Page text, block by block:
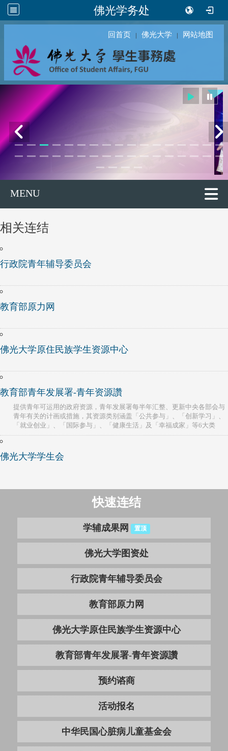
佛光学务处
回首页 ｜ 佛光大学 ｜ 网站地图
MENU
相关连结
行政院青年辅导委员会
教育部原力网
佛光大学原住民族学生资源中心
教育部青年发展署-青年资源讚
提供青年可运用的政府资源，青年发展署每半年汇整、更新中央各部会与
青年有关的计画或措施，其资源类别涵盖「公共参与」、「创新学习」、
「就业创业」、「国际参与」、「健康生活」及「幸福成家」等6大类
佛光大学学生会
快速连结
学辅成果网 置顶
佛光大学图资处
行政院青年辅导委员会
教育部原力网
佛光大学原住民族学生资源中心
教育部青年发展署-青年资源讚
预约谘商
活动报名
中华民国心脏病儿童基金会